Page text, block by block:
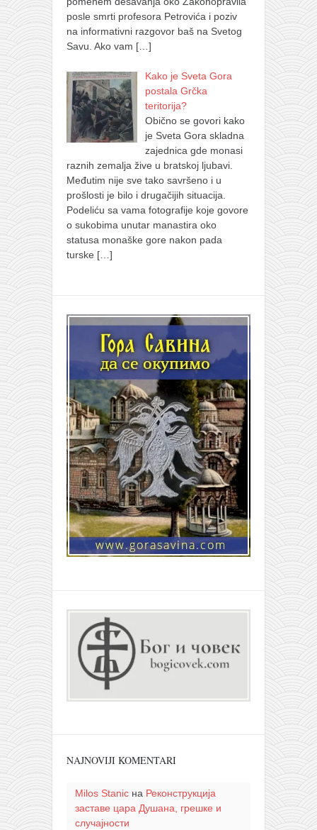
posle smrti profesora Petrovića i poziv
na informativni razgovor baš na Svetog
Savu. Ako vam […]
Kako je Sveta Gora
postala Grčka
teritorija?
Obično se govori kako
je Sveta Gora skladna
zajednica gde monasi
raznih zemalja žive u bratskoj ljubavi.
Međutim nije sve tako savršeno i u
prošlosti je bilo i drugačijih situacija.
Podeliću sa vama fotografije koje govore
o sukobima unutar manastira oko
statusa monaške gore nakon pada
turske […]
NAJNOVIJI KOMENTARI
Milos Stanicна Реконструкција
заставе цара Душана, грешке и
случајности